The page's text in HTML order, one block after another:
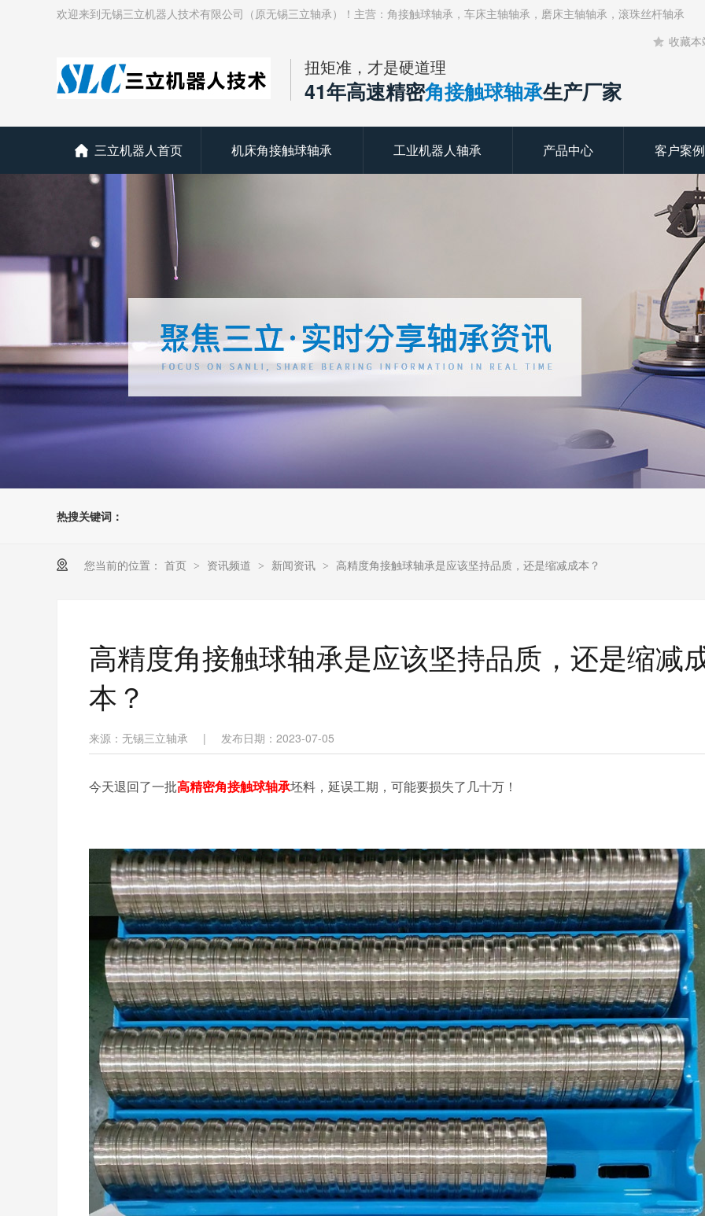
欢迎来到无锡三立机器人技术有限公司（原无锡三立轴承）！主营：角接触球轴承，车床主轴轴承，磨床主轴轴承，滚珠丝杆轴承
收藏本
扭矩准，才是硬道理
41年高速精密角接触球轴承生产厂家
三立机器人首页 机床角接触球轴承 工业机器人轴承 产品中心 客户案例
热搜关键词：
您当前的位置： 首页 > 资讯频道 > 新闻资讯 > 高精度角接触球轴承是应该坚持品质，还是缩减成本？
高精度角接触球轴承是应该坚持品质，还是缩减
本？
来源：无锡三立轴承 | 发布日期：2023-07-05
今天退回了一批高精密角接触球轴承坯料，延误工期，可能要损失了几十万！